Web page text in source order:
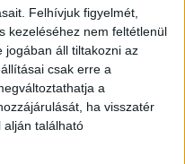
Felhívjuk figyelmét,
kezeléséhez nem feltétlenül
jogában áll tiltakozni az
csak erre a
a
ha visszatér
alján található
óta
a Duna,
atomerőművet
óta
megemelkedett a